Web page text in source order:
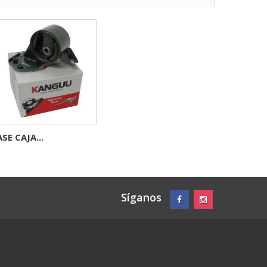
CAJA...
Síganos